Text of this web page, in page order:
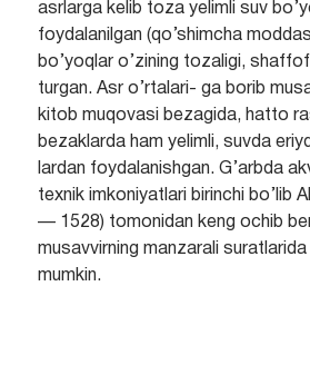
asrlarga kelib toza yelimli suv
foydalanilgan (qo’shimcha
bo’yoqlar o’zining tozaligi,
turgan. Asr o’rtalari- ga borib
kitob muqovasi bezagida, hatto
bezaklarda ham yelimli, suvda
lardan foydalanishgan. G’arbda
texnik imkoniyatlari birinchi bo’lib
— 1528) tomonidan keng ochib
musavvirning manzarali suratlarida
mumkin.